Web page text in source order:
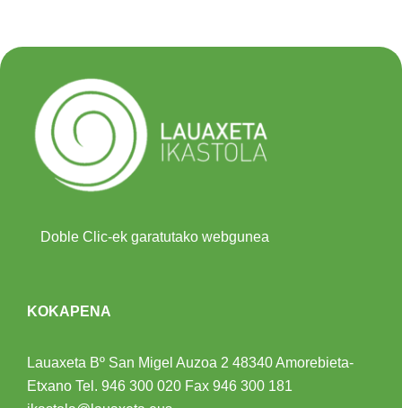
Doble Clic-ek garatutako webgunea
KOKAPENA
Lauaxeta Bº San Migel Auzoa 2 48340 Amorebieta-
Etxano Tel. 946 300 020 Fax 946 300 181